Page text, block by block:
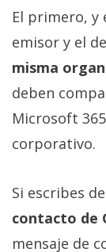
El primero, y
emisor y el
misma
deben
Microsoft
corporativo.
Si escribes
contacto de
mensaje de